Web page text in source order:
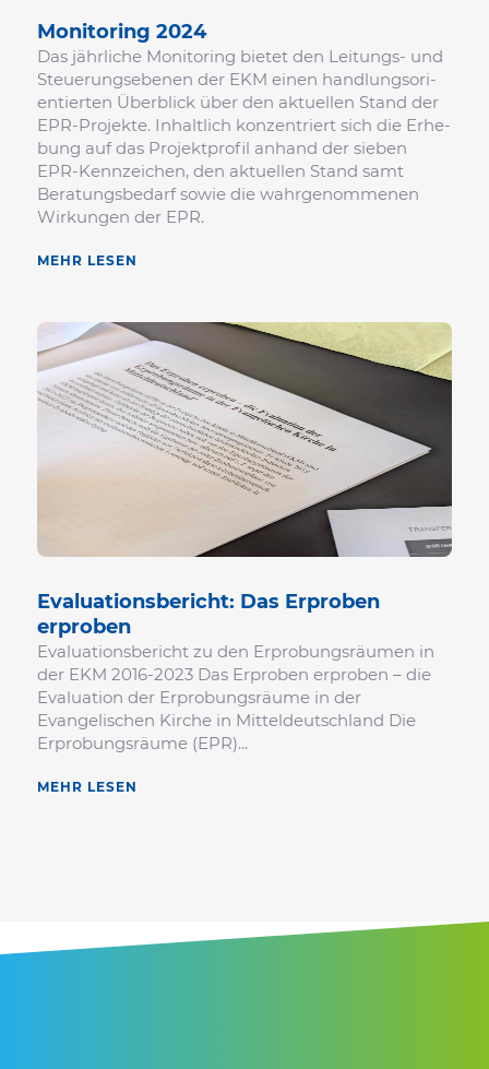
Moni­to­ring 2024
Das jähr­liche Moni­to­ring bietet den Leitungs- und
Steue­rungs­ebenen der EKM einen hand­lungs­ori­
en­tierten Über­blick über den aktu­ellen Stand der
EPR-Projekte. Inhalt­lich konzen­triert sich die Erhe­
bung auf das Projekt­profil anhand der sieben
EPR-Kenn­zei­chen, den aktu­ellen Stand samt
Bera­tungs­be­darf sowie die wahr­ge­nom­menen
Wirkungen der EPR.
MEHR LESEN
Evalua­ti­ons­be­richt: Das Erproben
erproben
Evaluationsbericht zu den Erprobungsräumen in
der EKM 2016-2023 Das Erproben erproben – die
Evaluation der Erprobungsräume in der
Evangelischen Kirche in Mitteldeutschland Die
Erprobungsräume (EPR)...
MEHR LESEN